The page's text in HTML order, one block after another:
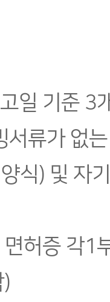
일 기준 3
서류가 없
식) 및 자
허증 각1